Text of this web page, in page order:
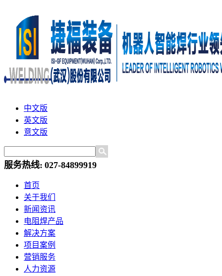
中文版
英文版
意文版
服务热线: 027-84899919
首页
关于我们
新闻资讯
电阻焊产品
解决方案
项目案例
营销服务
人力资源